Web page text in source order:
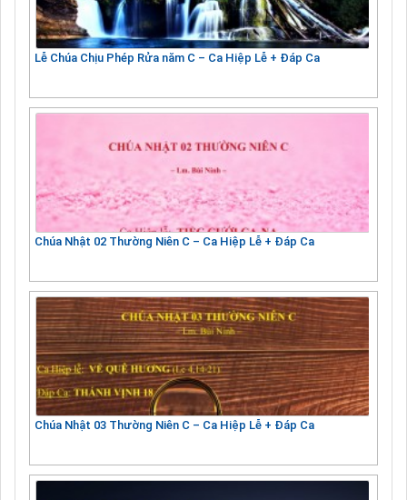
Lễ Chúa Chịu Phép Rửa năm C – Ca Hiệp Lễ + Đáp Ca
Chúa Nhật 02 Thường Niên C – Ca Hiệp Lễ + Đáp Ca
Chúa Nhật 03 Thường Niên C – Ca Hiệp Lễ + Đáp Ca